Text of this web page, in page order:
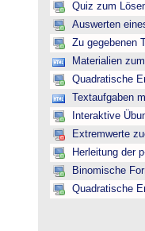
Quiz zum
Auswerten
Zu gegebenen
Materialien
Quadratische
Textaufgaben
Interaktive
Extremwerte
Herleitung der
Binomische
Quadratische